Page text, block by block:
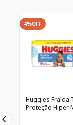
4%OFF
Huggies Fralda
Proteção Hiper